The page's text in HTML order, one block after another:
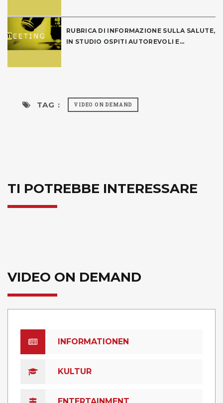
RUBRICA DI INFORMAZIONE SULLA SALUTE,
IN STUDIO OSPITI AUTOREVOLI E...
TAG : VIDEO ON DEMAND
TI POTREBBE INTERESSARE
VIDEO ON DEMAND
INFORMATIONEN
KULTUR